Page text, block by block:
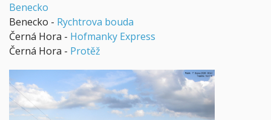
Benecko
Benecko - Rychtrova bouda
Černá Hora - Hofmanky Express
Černá Hora - Protěž